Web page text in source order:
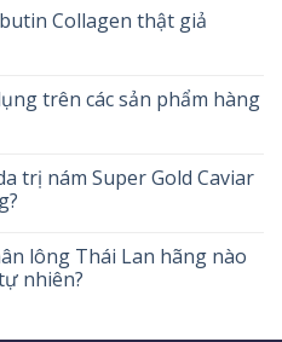
Collagen thật giả
trên các sản phẩm hàng
trị nám Super Gold Caviar
lông Thái Lan hãng nào
nhiên?